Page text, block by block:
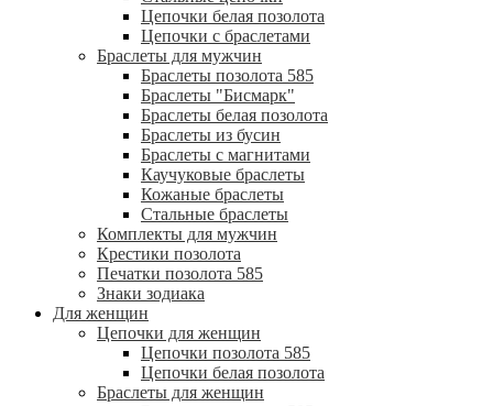
Цепочки белая позолота
Цепочки с браслетами
Браслеты для мужчин
Браслеты позолота 585
Браслеты "Бисмарк"
Браслеты белая позолота
Браслеты из бусин
Браслеты с магнитами
Каучуковые браслеты
Кожаные браслеты
Стальные браслеты
Комплекты для мужчин
Крестики позолота
Печатки позолота 585
Знаки зодиака
Для женщин
Цепочки для женщин
Цепочки позолота 585
Цепочки белая позолота
Браслеты для женщин